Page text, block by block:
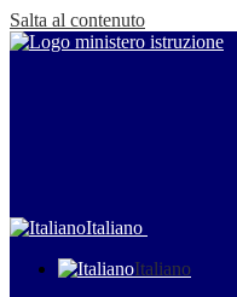
Salta al contenuto
Italiano
Italiano